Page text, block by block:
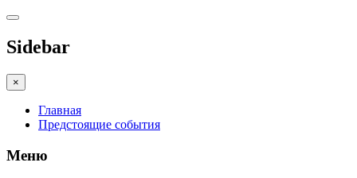
Sidebar
×
Главная
Предстоящие события
Меню